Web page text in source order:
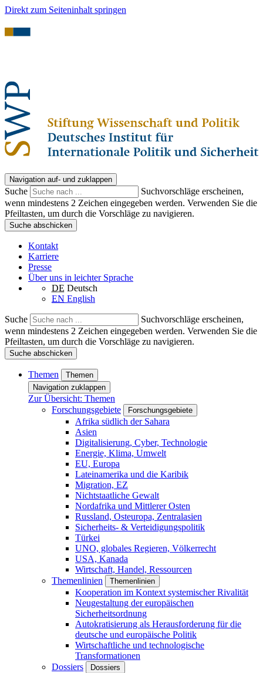
Direkt zum Seiteninhalt springen
Navigation auf- und zuklappen
Suche
Suchvorschläge erscheinen,
wenn mindestens 2 Zeichen eingegeben werden. Verwenden Sie die
Pfeiltasten, um durch die Vorschläge zu navigieren.
Suche abschicken
Kontakt
Karriere
Presse
Über uns in leichter Sprache
DE Deutsch
EN English
Suche
Suchvorschläge erscheinen,
wenn mindestens 2 Zeichen eingegeben werden. Verwenden Sie die
Pfeiltasten, um durch die Vorschläge zu navigieren.
Suche abschicken
Themen
Themen
Navigation zuklappen
Zur Übersicht: Themen
Forschungsgebiete
Forschungsgebiete
Afrika südlich der Sahara
Asien
Digitalisierung, Cyber, Technologie
Energie, Klima, Umwelt
EU, Europa
Lateinamerika und die Karibik
Migration, EZ
Nichtstaatliche Gewalt
Nordafrika und Mittlerer Osten
Russland, Osteuropa, Zentralasien
Sicherheits- & Verteidigungspolitik
Türkei
UNO, globales Regieren, Völkerrecht
USA, Kanada
Wirtschaft, Handel, Ressourcen
Themenlinien
Themenlinien
Kooperation im Kontext systemischer Rivalität
Neugestaltung der europäischen
Sicherheitsordnung
Autokratisierung als Herausforderung für die
deutsche und europäische Politik
Wirtschaftliche und technologische
Transformationen
Dossiers
Dossiers